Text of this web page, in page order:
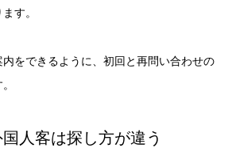
す。
をできるように、初回と再問い合わせの
人客は探し方が違う